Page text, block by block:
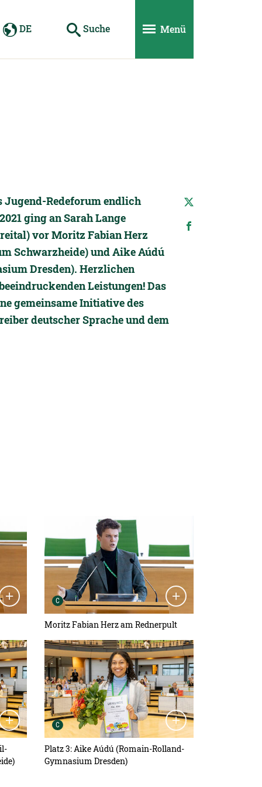
DE Suche Menü
Jugend-Redeforum endlich
ging an Sarah Lange
vor Moritz Fabian Herz
Schwarzheide) und Aike Aúdú
Dresden). Herzlichen
Leistungen! Das
gemeinsame Initiative des
deutscher Sprache und dem
Detailansicht öffnen:
C Urheber der Grafik:
Moritz Fabian Herz am Rednerpult
Detailansicht öffnen:
C Urheber der Grafik:
Platz 3: Aike Aúdú (Romain-Rolland-
Gymnasium Dresden)